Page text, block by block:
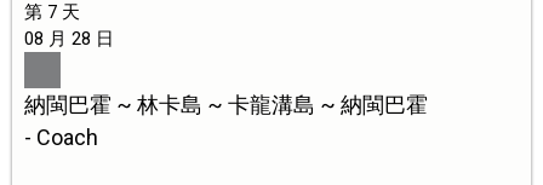
第 7 天
08 月 28 日
納閩巴霍 ~ 林卡島 ~ 卡龍溝島 ~ 納閩巴霍
- Coach